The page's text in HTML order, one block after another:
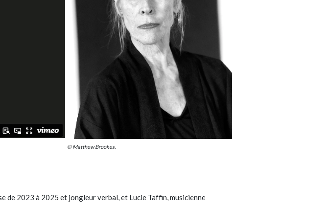
© Matthew Brookes.
de 2023 à 2025 et jongleur verbal, et Lucie Taffin, musicienne